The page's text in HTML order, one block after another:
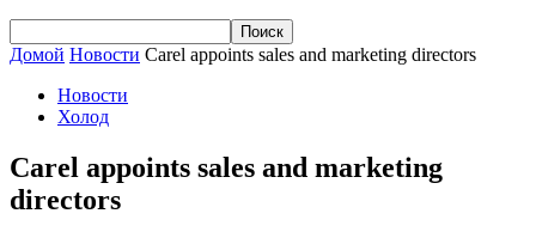
Домой Новости Carel appoints sales and marketing directors
Новости
Холод
Carel appoints sales and marketing
directors